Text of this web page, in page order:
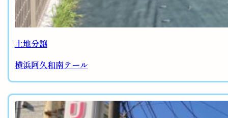
土地分譲
横浜阿久和南テール